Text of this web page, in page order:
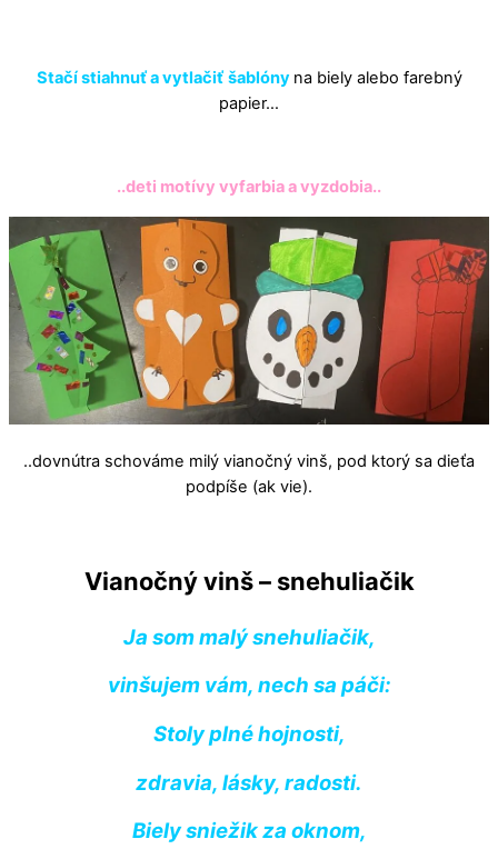
Stačí stiahnuť a vytlačiť šablóny na biely alebo farebný
papier…
..deti motívy vyfarbia a vyzdobia..
..dovnútra schováme milý vianočný vinš, pod ktorý sa dieťa
podpíše (ak vie).
Vianočný vinš – snehuliačik
Ja som malý snehuliačik,
vinšujem vám, nech sa páči:
Stoly plné hojnosti,
zdravia, lásky, radosti.
Biely sniežik za oknom,